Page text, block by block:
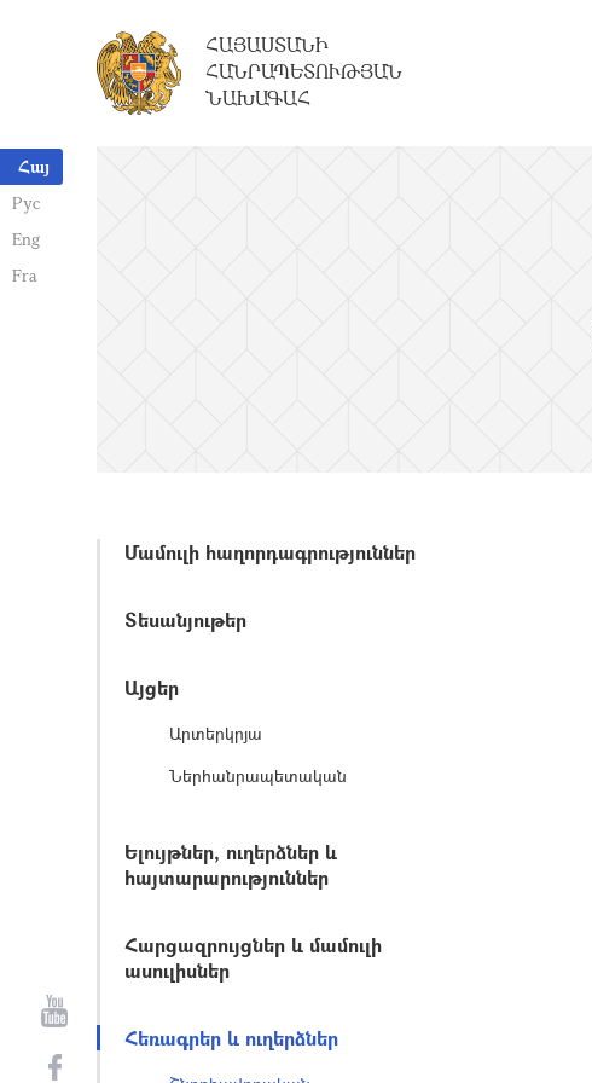
Հայ
Рус
Eng
Fra
ՀԱՅԱՍՏԱՆԻ
ՀԱՆՐԱՊԵՏՈՒԹՅԱՆ
ՆԱԽԱԳԱՀ
Մամուլի հաղորդագրություններ
Տեսանյութեր
Այցեր
Արտերկրյա
Ներհանրապետական
Ելույթներ, ուղերձներ և
հայտարարություններ
Հարցազրույցներ և մամուլի
ասուլիսներ
Հեռագրեր և ուղերձներ